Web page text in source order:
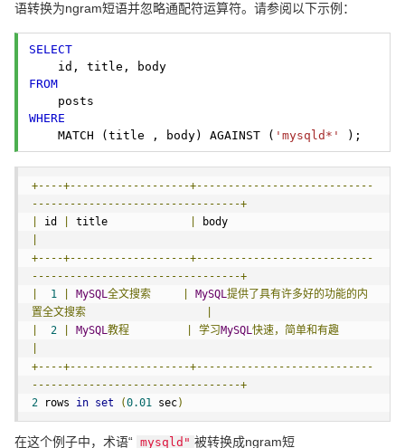
语转换为ngram短语并忽略通配符运算符。请参阅以下示例：
SELECT
FROM
WHERE
    MATCH (title , body) AGAINST (
'mysqld*' );
+----+-------------------+----------------------------
---------------------------------+
id title
+----+-------------------+----------------------------
---------------------------------+
1 MySQL全文搜索 MySQL提供了具有许多好的功能的内
置全文搜索
2 MySQL教程 学习MySQL快速，简单和有趣
+----+-------------------+----------------------------
---------------------------------+
2 rows in set (0.01 sec)
在这个例子中，术语“ mysqld" 被转换成ngram短